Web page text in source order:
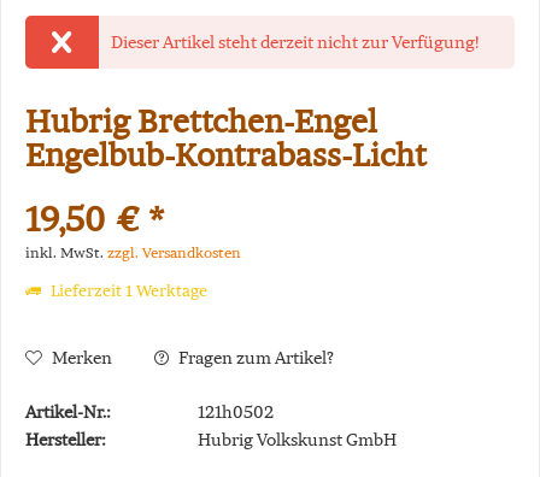
Dieser Artikel steht derzeit nicht zur Verfügung!
Hubrig Brettchen-Engel
Engelbub-Kontrabass-Licht
19,50 € *
inkl. MwSt. zzgl. Versandkosten
Lieferzeit 1 Werktage
Merken Fragen zum Artikel?
Artikel-Nr.:
121h0502
Hersteller:
Hubrig Volkskunst GmbH